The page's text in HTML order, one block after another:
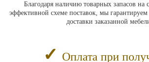
Благодаря наличию товарных запасов на
эффективной схеме поставок, мы
доставки заказанной
✓ Оплата при